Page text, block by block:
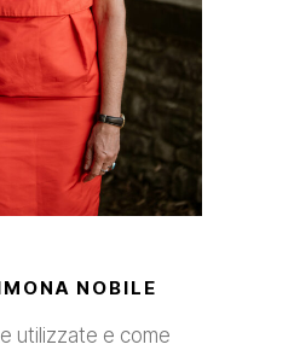
NOBILE
utilizzate e come